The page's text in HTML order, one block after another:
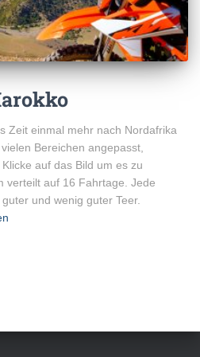
Zeit einmal mehr nach Nordafrika
Bereichen angepasst,
auf das Bild um es zu
verteilt auf 16 Fahrtage. Jede
und wenig guter Teer.